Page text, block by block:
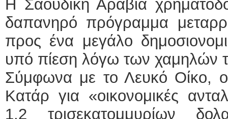
Η Σαουδική Αραβία
δαπανηρό πρόγραμμα
προς ένα μεγάλο
υπό πίεση λόγω των χαμηλών
Σύμφωνα με το Λευκό Οίκο,
Κατάρ για «οικονομικές
1,2 τρισεκατομμυρίων